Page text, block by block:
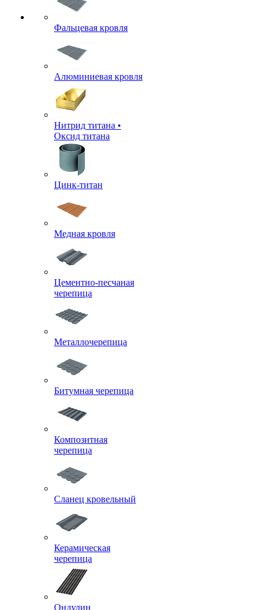
Фальцевая кровля
Алюминиевая кровля
Нитрид титана •
Оксид титана
Цинк-титан
Медная кровля
Цементно-песчаная
черепица
Металлочерепица
Битумная черепица
Композитная
черепица
Сланец кровельный
Керамическая
черепица
Ондулин